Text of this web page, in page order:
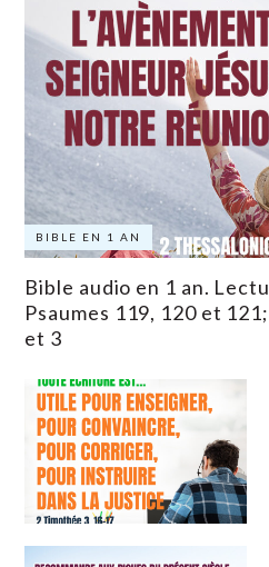
BIBLE EN 1 AN
Bible audio en 1 an.
Psaumes 119, 120 et
et 3